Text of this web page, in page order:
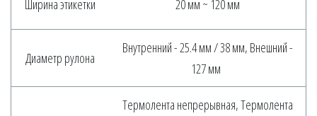
Ширина этикетки 20 мм ~ 120 мм
Диаметр рулона
Внутренний - 25.4 мм / 38 мм, Внешний -
127 мм
Термолента непрерывная, Термолента